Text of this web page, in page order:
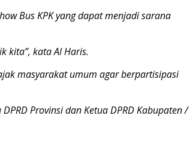
Bus KPK yang dapat menjadi sarana
kita”, kata Al Haris.
masyarakat umum agar berpartisipasi
Provinsi dan Ketua DPRD Kabupaten /